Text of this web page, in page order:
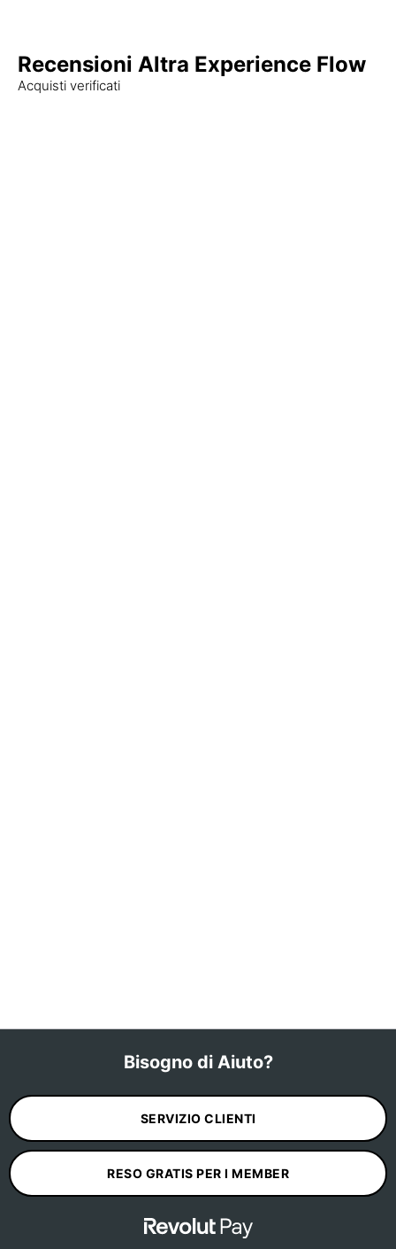
Recensioni Altra Experience Flow
Acquisti verificati
Bisogno di Aiuto?
SERVIZIO CLIENTI
RESO GRATIS PER I MEMBER